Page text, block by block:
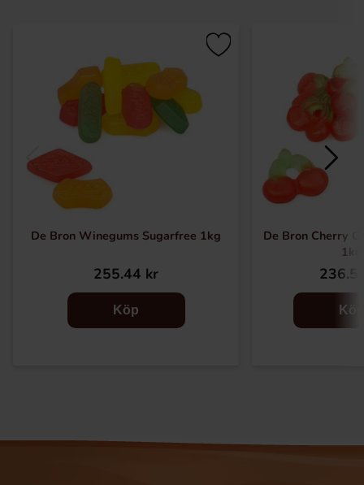
De Bron Winegums Sugarfree 1kg
255.44 kr
Köp
De Bron Cherry
1kg
Köp